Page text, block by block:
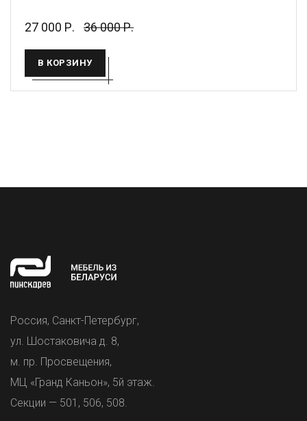
27 000 Р. 36 000 Р.
В КОРЗИНУ
Россия, Санкт-Петербург,
ул. Шостаковича д. 8,
м. пр. Просвещения,
МЦ «Гранд Каньон», 5й этаж.
Секции — 501, 506, 508.